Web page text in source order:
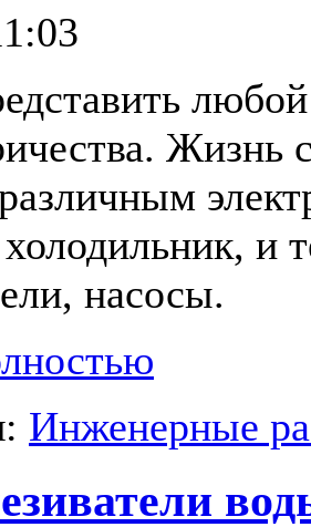
Жизнь
и
насосы.
Инженерные